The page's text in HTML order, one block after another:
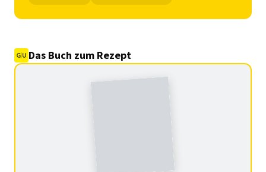
Das Buch zum Rezept